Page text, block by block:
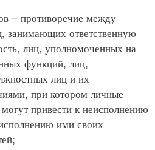
– противоречие между
занимающих ответственную
лиц, уполномоченных на
функций, лиц,
лиц и их
при котором личные
привести к неисполнению
ими своих